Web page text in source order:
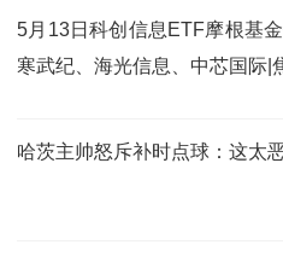
5月13日科创信息ETF摩根基
寒武纪、海光信息、中芯国际|
哈茨主帅怒斥补时点球：这太